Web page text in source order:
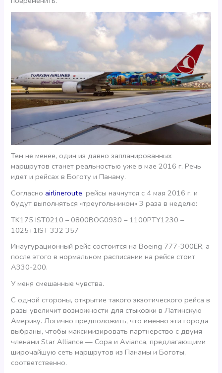
Тем не менее, один из давно запланированных
маршрутов станет реальностью уже в мае 2016 г. Речь
идет и рейсах в Боготу и Панаму.
Согласноairlineroute, рейсы начнутся с 4 мая 2016 г. и
будут выполняться «треугольником» 3 раза в неделю:
TK175 IST0210 – 0800BOG0930 – 1100PTY1230 –
1025+1IST 332 357
Инаугурационный рейс состоится на Boeing 777-300ER, а
после этого в нормальном расписании на рейсе стоит
А330-200.
У меня смешанные чувства.
С одной стороны, открытие такого экзотического рейса в
разы увеличит возможности для стыковки в Латинскую
Америку. Логично предположить, что именно эти города
выбраны, чтобы максимизировать партнерство с двумя
членами Star Alliance — Copa и Avianca, предлагающими
широчайшую сеть маршрутов из Панамы и Боготы,
соответственно.